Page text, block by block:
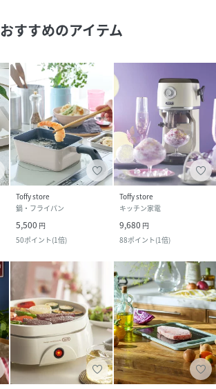
おすすめのアイテム
Toffy store
鍋・フライパン
5,500 円
50ポイント(1倍)
Toffy store
キッチン家電
9,680 円
88ポイント(1倍)